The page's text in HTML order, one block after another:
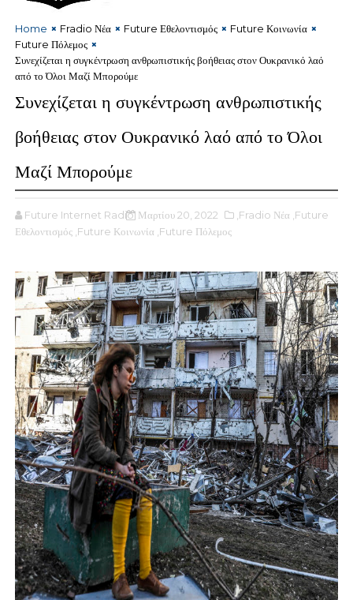
Home Fradio Νέα Future Εθελοντισμός
Future Κοινωνία
Future Πόλεμος
Συνεχίζεται η συγκέντρωση ανθρωπιστικής βοήθειας στον Ουκρανικό λαό
από το Όλοι Μαζί Μπορούμε
Συνεχίζεται η συγκέντρωση ανθρωπιστικής
βοήθειας στον Ουκρανικό λαό από το Όλοι
Μαζί Μπορούμε
Future Internet Radio Μαρτίου 20, 2022 ,Fradio Νέα ,Future
Εθελοντισμός ,Future Κοινωνία ,Future Πόλεμος